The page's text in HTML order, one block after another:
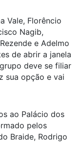
Vale, Florêncio
Nagib,
e Adelmo
de abrir a janela
deve se filiar
sua opção e vai
ao Palácio dos
pelos
Braide, Rodrigo